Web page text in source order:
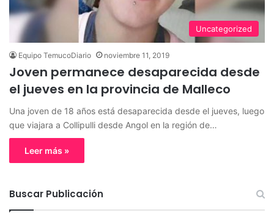
Uncategorized
Equipo TemucoDiario noviembre 11, 2019
Joven permanece desaparecida desde
el jueves en la provincia de Malleco
Una joven de 18 años está desaparecida desde el jueves, luego
que viajara a Collipulli desde Angol en la región de…
Leer más »
Buscar Publicación